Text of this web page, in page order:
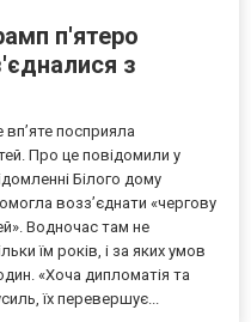
п'ятеро
з
посприяла
Про це повідомили у
Білого дому
возз’єднати «чергову
Водночас там не
їм років, і за яких умов
«Хоча дипломатія та
їх перевершує...